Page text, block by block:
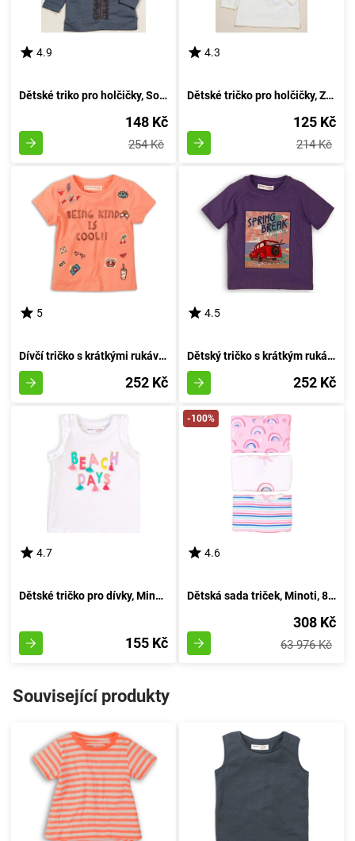
4.9
Dětské triko pro holčičky, Sobe, 15KKCTSRT14, barva šedá - velikost 92 | Věk 2 roky
148 Kč
254 Kč
4.3
Dětské tričko pro holčičky, Značka Sobe, Velikost 98 cm, Barva světlá - Věk 3 roky
125 Kč
214 Kč
5
Dívčí tričko s krátkými rukávy, značky Minoti, Whoa 6, odstín růžové barvy - velikost 152/158 | pro děti ve věku 12 až 13 let
252 Kč
4.5
Dětský tričko s krátkým rukávem pro chlapce, značky Minoti, design Break 5, odstín fialové - velikost 152/158 | pro věk 12/13 let
252 Kč
4.7
Dětské tričko pro dívky, Minoti, Paradise 5, bílé - velikost 86/92 | 18-24 měsíců
155 Kč
-100%
4.6
Dětská sada triček, Minoti, 8G NICKS 21, pro holčičku - velikost 92/98 | vhodné pro věk 2-3 let
308 Kč
63 976 Kč
Související produkty